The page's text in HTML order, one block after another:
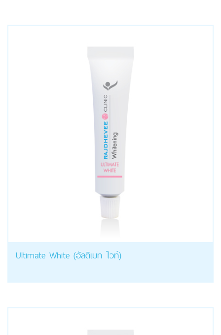
Ultimate White (อัลติเมท ไวท์)